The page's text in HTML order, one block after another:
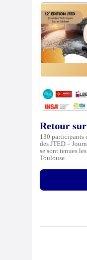
Retour
130 participants
des JTED –
se sont tenues
Toulouse.